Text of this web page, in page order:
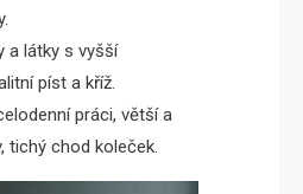
a látky s vyšší
píst a kříž.
práci, větší a
tichý chod koleček.